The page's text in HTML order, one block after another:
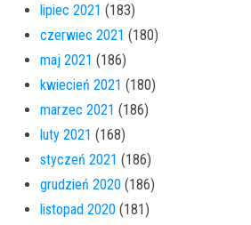
lipiec 2021 (183)
czerwiec 2021 (180)
maj 2021 (186)
kwiecień 2021 (180)
marzec 2021 (186)
luty 2021 (168)
styczeń 2021 (186)
grudzień 2020 (186)
listopad 2020 (181)